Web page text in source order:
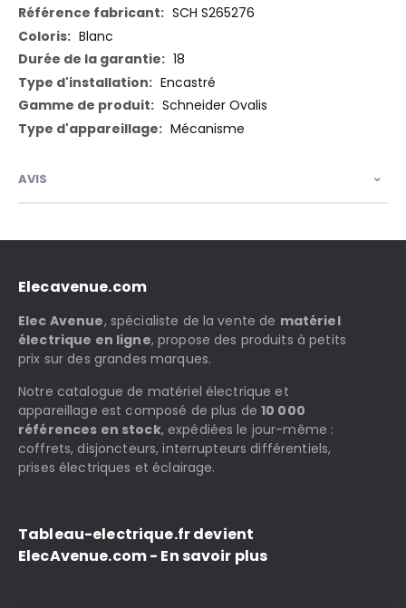
SCH S265276
Blanc
18
Encastré
Schneider Ovalis
Mécanisme
AVIS
Elecavenue.com
Elec Avenue, spécialiste de la vente de matériel
électrique en ligne, propose des produits à petits
prix sur des grandes marques.
Notre catalogue de matériel électrique et
appareillage est composé de plus de10 000
références en stock, expédiées le jour-même :
coffrets, disjoncteurs, interrupteurs différentiels,
prises électriques et éclairage.
Tableau-electrique.fr devient
ElecAvenue.com - En savoir plus